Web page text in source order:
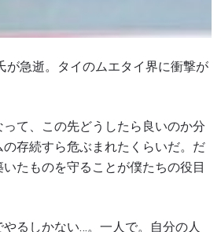
が急逝。タイのムエタイ界に衝撃が
って、この先どうしたら良いのか分
存続すら危ぶまれたくらいだ。だ
たものを守ることが僕たちの役目
やるしかない…。一人で。自分の人